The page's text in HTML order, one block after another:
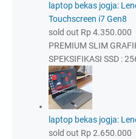
laptop bekas jogja:
Touchscreen i7 Gen8
sold out Rp 4.350.000
PREMIUM SLIM
SPEKSIFIKASI SSD :
laptop bekas jogja:
sold out Rp 2.650.000